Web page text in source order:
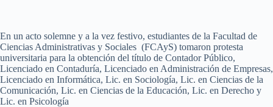
En un acto solemne y a la vez festivo, estudiantes de la Facultad de
Ciencias Administrativas y Sociales (FCAyS) tomaron protesta
universitaria para la obtención del título de Contador Público,
Licenciado en Contaduría, Licenciado en Administración de Empresas,
Licenciado en Informática, Lic. en Sociología, Lic. en Ciencias de la
Comunicación, Lic. en Ciencias de la Educación, Lic. en Derecho y
Lic. en Psicología